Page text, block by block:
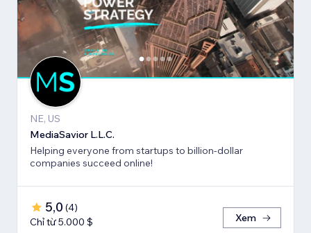
NE, US
MediaSavior L.L.C.
Helping everyone from startups to billion-dollar
companies succeed online!
5,0 (4)
Chỉ từ 5.000 $
Xem